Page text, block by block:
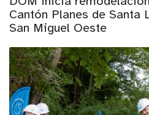
Cantón Planes de Santa
San Miguel Oeste